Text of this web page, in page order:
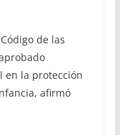
de las
en la protección
afirmó